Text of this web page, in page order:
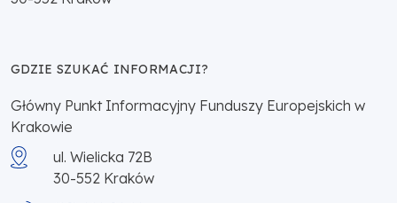
GDZIE SZUKAĆ INFORMACJI?
Główny Punkt Informacyjny Funduszy Europejskich w
Krakowie
ul. Wielicka 72B
30-552 Kraków